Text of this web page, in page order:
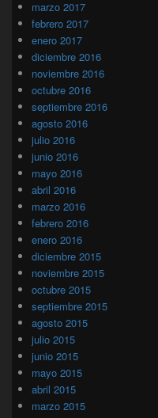
marzo 2017
febrero 2017
enero 2017
diciembre 2016
noviembre 2016
octubre 2016
septiembre 2016
agosto 2016
julio 2016
junio 2016
mayo 2016
abril 2016
marzo 2016
febrero 2016
enero 2016
diciembre 2015
noviembre 2015
octubre 2015
septiembre 2015
agosto 2015
julio 2015
junio 2015
mayo 2015
abril 2015
marzo 2015